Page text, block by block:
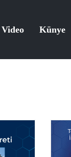
Video Künye